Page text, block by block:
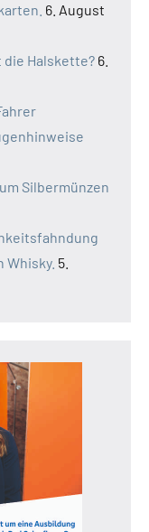
6. August
die Halskette? 6.
Silbermünzen
Whisky. 5.